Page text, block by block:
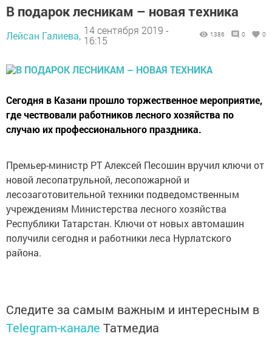
В подарок лесникам – новая техника
Лейсан Галиева, 14 сентября 2019 -
16:15
1386 0 0
Сегодня в Казани прошло торжественное мероприятие,
где чествовали работников лесного хозяйства по
случаю их профессионального праздника.
Премьер-министр РТ Алексей Песошин вручил ключи от
новой лесопатрульной, лесопожарной и
лесозаготовительной техники подведомственным
учреждениям Министерства лесного хозяйства
Республики Татарстан. Ключи от новых автомашин
получили сегодня и работники леса Нурлатского
района.
Следите за самым важным и интересным в
Telegram-канале Татмедиа